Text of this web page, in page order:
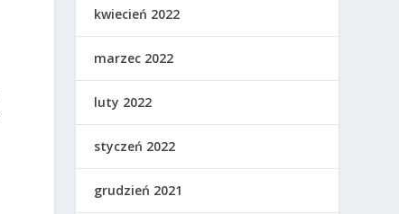
kwiecień 2022
marzec 2022
luty 2022
styczeń 2022
grudzień 2021